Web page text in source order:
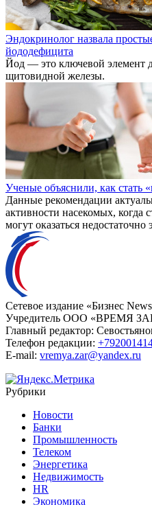
Эндокринолог назвала
йододефицита
Йод — это ключевой элемент
щитовидной железы.
Ученые объяснили, как стать
Данные рекомендации
активности насекомых, когда
могут оказаться
Сетевое издание «Бизнес
Учредитель ООО «ВРЕМЯ
Главный редактор:
Телефон редакции:
E-mail: vremya.zar@yandex.ru
Рубрики
Новости
Банки
Промышленность
Телеком
Энергетика
Недвижимость
HR
Экономика